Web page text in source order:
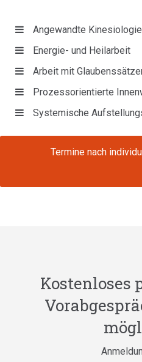
Angewandte Kinesiologie
Energie- und Heilarbeit
Arbeit mit
Prozessorientierte
Systemische
Termine nach
Kostenloses